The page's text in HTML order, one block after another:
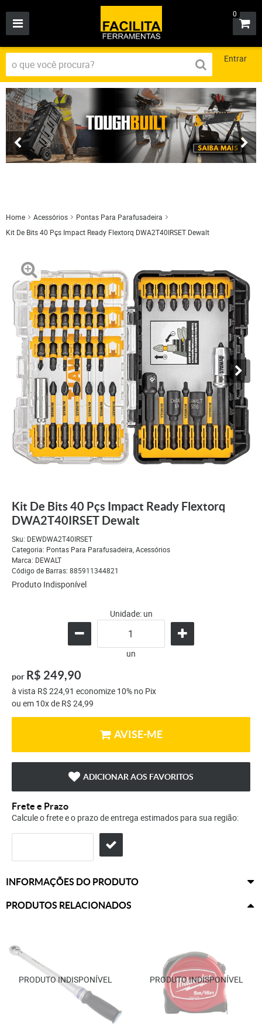
0
Entrar
Home Acessórios
Pontas Para Parafusadeira
Kit De Bits 40 Pçs Impact Ready Flextorq DWA2T40IRSET Dewalt
Kit De Bits 40 Pçs Impact Ready Flextorq
DWA2T40IRSET Dewalt
Sku: DEWDWA2T40IRSET
Categoria: Pontas Para Parafusadeira,Acessórios
Marca: DEWALT
Código de Barras: 885911344821
Produto Indisponível
Unidade: un
un
por R$ 249,90
à vista R$ 224,91 economize 10% no Pix
ou em 10xde R$ 24,99
AVISE-ME
ADICIONAR AOS FAVORITOS
Frete e Prazo
Calcule o frete e o prazo de entrega estimados para sua região:
INFORMAÇÕES DO PRODUTO
PRODUTOS RELACIONADOS